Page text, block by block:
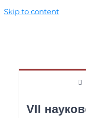
Skip to content
VII